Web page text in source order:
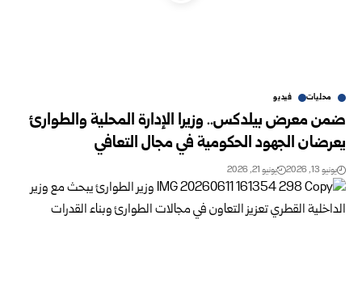
محليات فيديو
ضمن معرض بيلدكس.. وزيرا الإدارة المحلية والطوارئ
يعرضان الجهود الحكومية في مجال التعافي
يونيو 13, 2026 يونيو 21, 2026